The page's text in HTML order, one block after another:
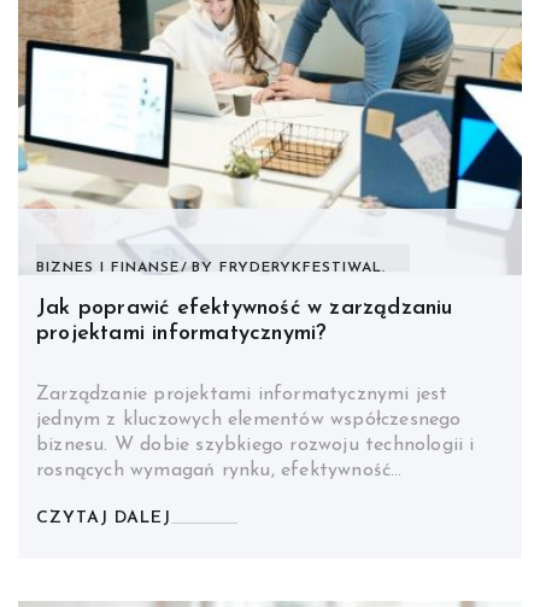
BIZNES I FINANSE BY FRYDERYKFESTIWAL.
Jak poprawić efektywność w zarządzaniu
projektami informatycznymi?
Zarządzanie projektami informatycznymi jest
jednym z kluczowych elementów współczesnego
biznesu. W dobie szybkiego rozwoju technologii i
rosnących wymagań rynku, efektywność…
CZYTAJ DALEJ